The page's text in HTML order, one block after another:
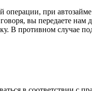
при
вы передаете нам
В противном случае